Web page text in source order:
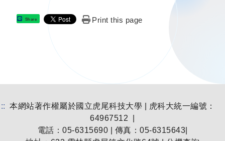
Share Print this page
本網站著作權屬於國立虎尾科技大學 | 虎科大統一編號：
64967512 |
電話：05-6315690 | 傳真：05-6315643|